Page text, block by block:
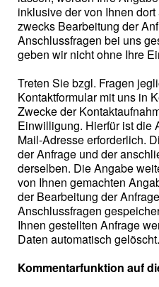
inklusive der von Ihnen
zwecks Bearbeitung der
Anschlussfragen bei uns
geben wir nicht ohne Ihre
Treten Sie bzgl. Fragen
Kontaktformular mit uns in
Zwecke der
Einwilligung. Hierfür ist die
Mail-Adresse erforderlich.
der Anfrage und der
derselben. Die Angabe
von Ihnen gemachten
der Bearbeitung der
Anschlussfragen
Ihnen gestellten Anfrage
Daten automatisch gelöscht.
Kommentarfunktion auf